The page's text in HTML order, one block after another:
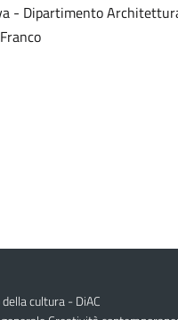
- Dipartimento
cultura - DiAC